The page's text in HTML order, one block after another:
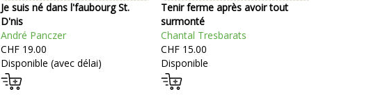
Je suis né dans l'faubourg St.
D'nis
André Panczer
CHF 19.00
Disponible (avec délai)
Tenir ferme après avoir tout
surmonté
Chantal Tresbarats
CHF 15.00
Disponible